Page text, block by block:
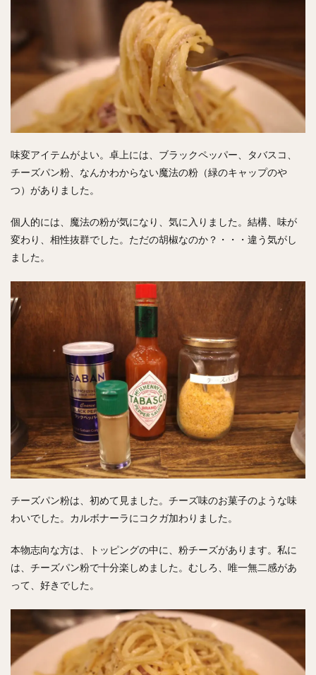
味変アイテムがよい。卓上には、ブラックペッパー、タバスコ、
チーズパン粉、なんかわからない魔法の粉（緑のキャップのや
つ）がありました。
個人的には、魔法の粉が気になり、気に入りました。結構、味が
変わり、相性抜群でした。ただの胡椒なのか？・・・違う気がし
ました。
チーズパン粉は、初めて見ました。チーズ味のお菓子のような味
わいでした。カルボナーラにコクガ加わりました。
本物志向な方は、トッピングの中に、粉チーズがあります。私に
は、チーズパン粉で十分楽しめました。むしろ、唯一無二感があ
って、好きでした。